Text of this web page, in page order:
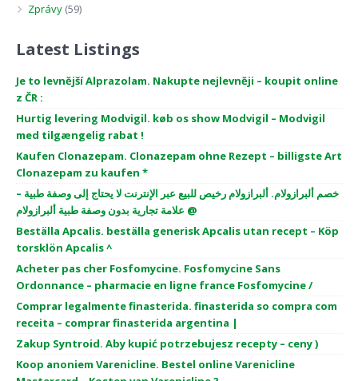
Zprávy (59)
Latest Listings
Je to levnější Alprazolam. Nakupte nejlevněji – koupit online
z ČR :
Hurtig levering Modvigil. køb os show Modvigil – Modvigil
med tilgængelig rabat !
Kaufen Clonazepam. Clonazepam ohne Rezept – billigste Art
Clonazepam zu kaufen *
خصم ألبرازولام. ألبرازولام رخيص للبيع عبر الإنترنت لا يحتاج إلى وصفة طبية –
علامة تجارية بدون وصفة طبية ألبرازولام @
Beställa Apcalis. beställa generisk Apcalis utan recept – Köp
torsklön Apcalis ^
Acheter pas cher Fosfomycine. Fosfomycine Sans
Ordonnance – pharmacie en ligne france Fosfomycine /
Comprar legalmente finasterida. finasterida so compra com
receita – comprar finasterida argentina |
Zakup Syntroid. Aby kupić potrzebujesz recepty – ceny )
Koop anoniem Varenicline. Bestel online Varenicline